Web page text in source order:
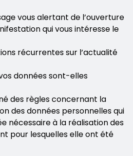
vous alertant de l’ouverture
qui vous intéresse le
récurrentes sur l’actualité
données sont-elles
des règles concernant la
des données personnelles qui
nécessaire à la réalisation des
pour lesquelles elle ont été